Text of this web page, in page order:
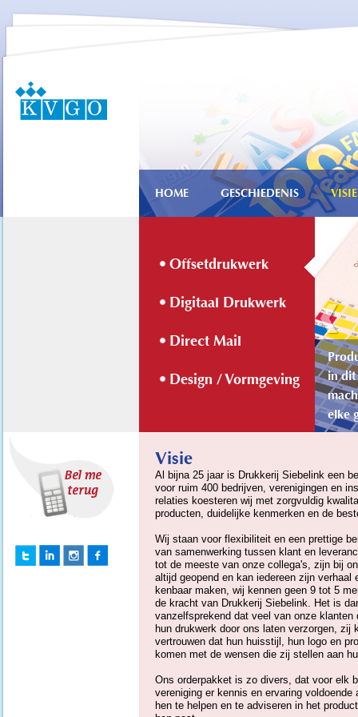
HOME GESCHIEDENIS VISIE
Offsetdrukwerk
Digitaal Drukwerk
Direct Mail
Design / Vormgeving
in dit
elke
Visie
Al bijna 25 jaar is Drukkerij Siebelink een
voor ruim 400 bedrijven, verenigingen en
relaties koesteren wij met zorgvuldig
producten, duidelijke kenmerken en de
Wij staan voor flexibiliteit en een prettige
van samenwerking tussen klant en
tot de meeste van onze collega's, zijn bij
altijd geopend en kan iedereen zijn verhaal
kenbaar maken, wij kennen geen 9 tot 5
de kracht van Drukkerij Siebelink. Het is
vanzelfsprekend dat veel van onze klanten
hun drukwerk door ons laten verzorgen, zij
vertrouwen dat hun huisstijl, hun logo en
komen met de wensen die zij stellen aan
Ons orderpakket is zo divers, dat voor elk
vereniging er kennis en ervaring voldoende
hen te helpen en te adviseren in het